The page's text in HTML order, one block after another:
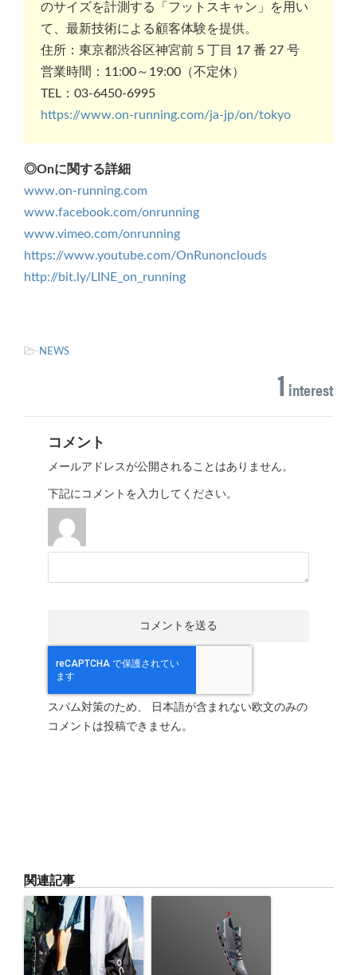
のサイズを計測する「フットスキャン」を用い
て、最新技術による顧客体験を提供。
住所：東京都渋谷区神宮前 5 丁目 17 番 27 号
営業時間：11:00～19:00（不定休）
TEL：03-6450-6995
https://www.on-running.com/ja-jp/on/tokyo
◎Onに関する詳細
www.on-running.com
www.facebook.com/onrunning
www.vimeo.com/onrunning
https://www.youtube.com/OnRunonclouds
http://bit.ly/LINE_on_running
- NEWS
1 interest
コメント
メールアドレスが公開されることはありません。
下記にコメントを入力してください。
スパム対策のため、 日本語が含まれない欧文のみの
コメントは投稿できません。
関連記事